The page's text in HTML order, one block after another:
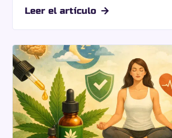
una experiencia sensorial única
estéticas psicodélicas y bandas
humor mainstream desde el
Smoke en 1978.
Leer el artículo